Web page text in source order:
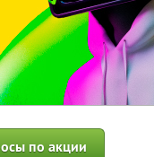
по акции